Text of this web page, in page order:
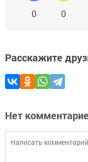
0 0
Расскажите
Нет